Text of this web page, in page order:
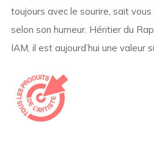
toujours avec le sourire, sait
selon son humeur. Héritier du
IAM, il est aujourd’hui une valeur